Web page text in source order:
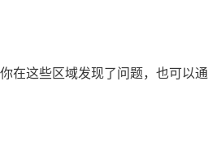
在这些区域发现了问题，也可以通